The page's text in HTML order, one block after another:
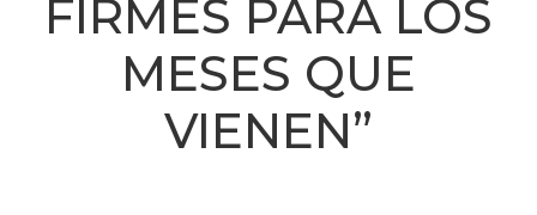
FIRMES PARA LOS
MESES QUE
VIENEN”